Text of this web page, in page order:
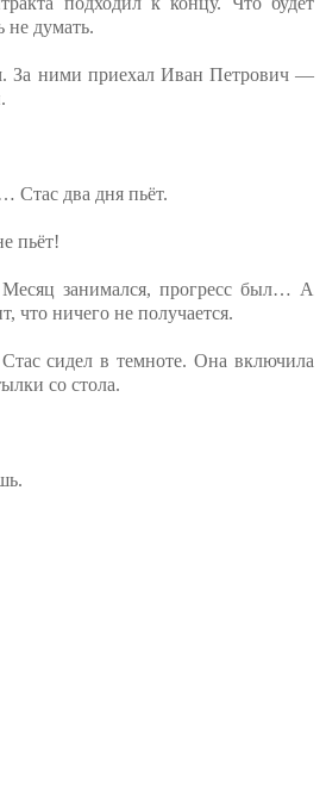
не думать.
За ними приехал Иван Петрович —
Стас два дня пьёт.
пьёт!
занимался, прогресс был… А
что ничего не получается.
сидел в темноте. Она включила
со стола.